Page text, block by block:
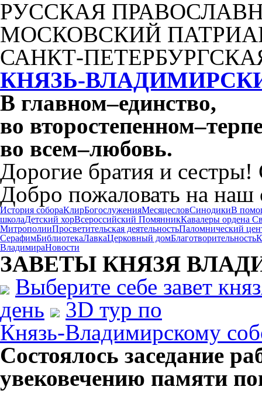
РУССКАЯ
МОСКОВСКИЙ
САНКТ-
КНЯЗЬ-
В главном–единство,
во второстепенном–
во всем–любовь.
Дорогие братия и
Добро пожаловать на наш
История собораКлирБогослуженияМесяцесловСинодикиВ
школаДетский хорВсероссийский ПомянникКавалеры ордена
МитрополииПросветительская деятельностьПаломнический
СерафимБиблиотекаЛавкаЦерковный домБлаготворительность
ВладимираНовости
ЗАВЕТЫ КНЯЗЯ
Выберите себе завет
день
3D тур по
Князь-Владимирскому
Состоялось заседание
увековечению памяти